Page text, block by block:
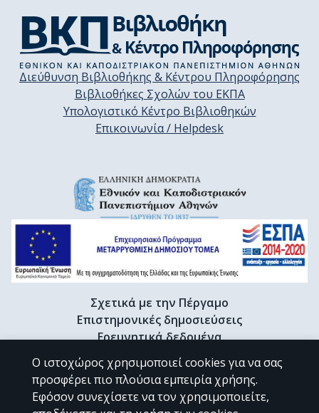
Διεύθυνση Βιβλιοθήκης & Κέντρου Πληροφόρησης
Βιβλιοθήκες Σχολών του ΕΚΠΑ
Υπολογιστικό Κέντρο Βιβλιοθηκών
Επικοινωνία / Helpdesk
Σχετικά με την Πέργαμο
Επιστημονικές δημοσιεύσεις
Ερευνητικά δεδομένα
Διδακτορικές διατριβές & Γκρίζα βιβλιογραφία
Προφίλ Ερευνητή
Ο ιστοχώρος χρησιμοποιεί cookies για να σας
προσφέρει πιο πλούσια εμπειρία χρήσης.
Εφόσον συνεχίσετε να τον χρησιμοποιείτε,